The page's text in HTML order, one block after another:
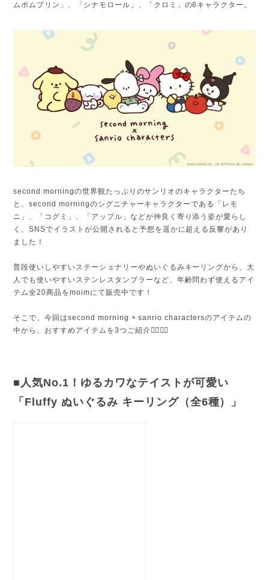
ムポムプリン」、「シナモロール」、「クロミ」の6キャラクター。
second morningの世界観たっぷりのサンリオのキャラクターたち
と、second morningのシグニチャーキャラクターである「レモ
ニ」、「コグミ」、「アップル」などが仲良く寄り添う姿が愛らし
く、SNSでイラストが公開されると予想を遥かに超える反響があり
ました！
普段使いしやすいステーショナリーやぬいぐるみキーリングから、大
人でも使いやすいステンレスタンブラーなど、年齢問わず使えるアイ
テム全20商品をmoimにて販売中です！
そこで、今回はsecond morning × sanrio charactersのアイテムの
中から、おすすめアイテムを3つご紹介💁‍♀️💁‍♀️
■人気No.1！ゆるカワなテイストが可愛い
「Fluffy ぬいぐるみ キーリング（全6種）」